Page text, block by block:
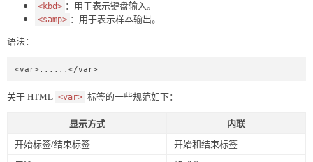
<kbd> ：用于表示键盘输入。
<samp> ：用于表示样本输出。
语法：
<var>......</var>
关于 HTML <var> 标签的一些规范如下：
显示方式 内联
开始标签/结束标签
开始和结束标签